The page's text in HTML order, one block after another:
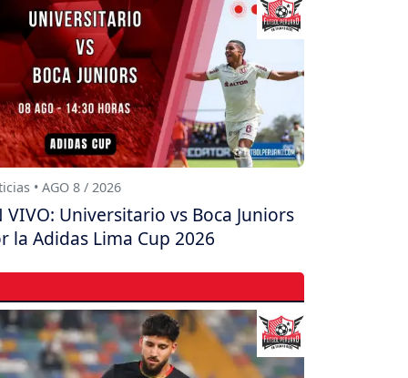
• AGO 8 / 2026
VIVO: Universitario vs Boca Juniors
la Adidas Lima Cup 2026